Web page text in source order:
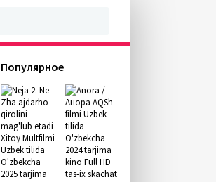
Популярное